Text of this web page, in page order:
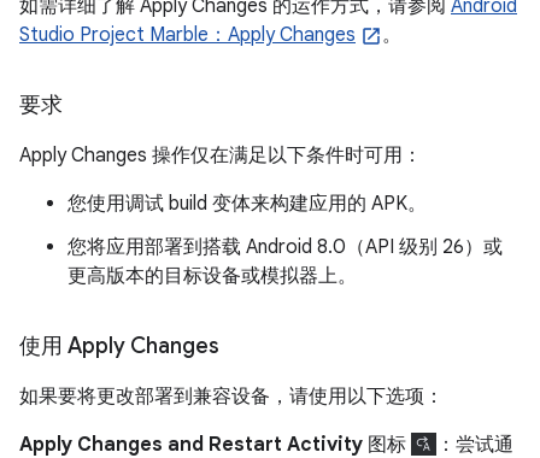
如需详细了解 Apply Changes 的运作方式，请参阅 Android
Studio Project Marble：Apply Changes
。
要求
Apply Changes 操作仅在满足以下条件时可用：
您使用调试 build 变体来构建应用的 APK。
您将应用部署到搭载 Android 8.0（API 级别 26）或
更高版本的目标设备或模拟器上。
使用 Apply Changes
如果要将更改部署到兼容设备，请使用以下选项：
Apply Changes and Restart Activity 图标
：尝试通